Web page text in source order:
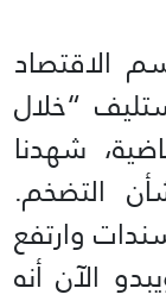
الاقتصاد
“خلال
شهدنا
التضخم.
وارتفع
الآن أنه